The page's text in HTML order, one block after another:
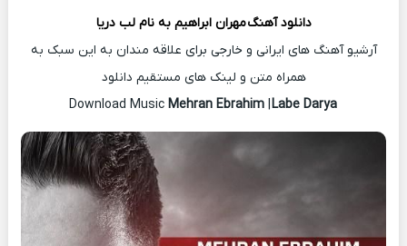
دانلود آهنگمهران ابراهیم به نام لب دریا
آرشیو آهنگ های ایرانی و خارجی برای علاقه مندان به این سبک به
همراه متن و لینک های مستقیم دانلود
Mehran Ebrahim |Labe Darya